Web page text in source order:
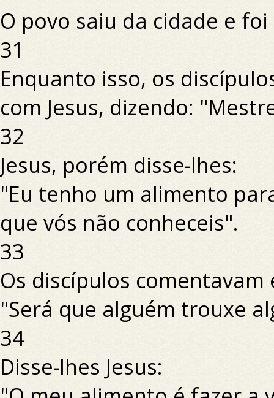
O povo saiu da cidade e
31
Enquanto isso, os
com Jesus, dizendo:
32
Jesus, porém disse-lhes:
"Eu tenho um alimento
que vós não conheceis".
33
Os discípulos comentavam
"Será que alguém trouxe
34
Disse-lhes Jesus: